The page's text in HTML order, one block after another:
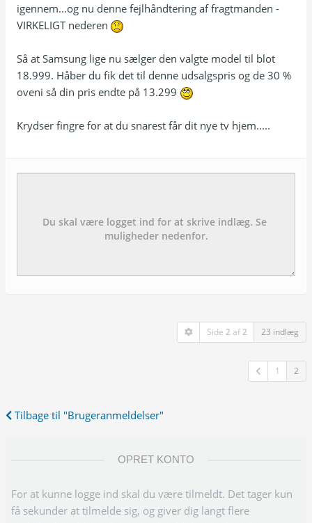
igennem...og nu denne fejlhåndtering af fragtmanden -
VIRKELIGT nederen
Så at Samsung lige nu sælger den valgte model til blot
18.999. Håber du fik det til denne udsalgspris og de 30 %
oveni så din pris endte på 13.299
Krydser fingre for at du snarest får dit nye tv hjem.....
Side 2 af2 23 indlæg
1 2
Tilbage til "Brugeranmeldelser"
OPRET KONTO
For at kunne logge ind skal du være tilmeldt. Det tager kun
få sekunder at tilmelde sig, og giver dig langt flere